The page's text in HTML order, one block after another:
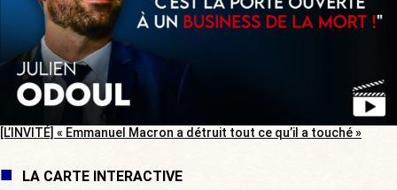
[L’INVITÉ] « Emmanuel Macron a détruit tout ce qu’il a touché »
LA CARTE INTERACTIVE